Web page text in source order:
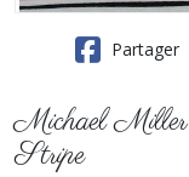
Partager
Michael
Stripe